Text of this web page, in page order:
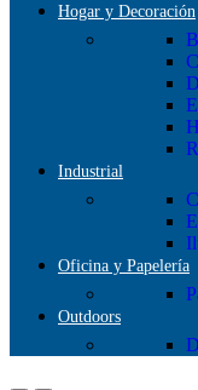
Hogar y Decoración
Industrial
Oficina y Papelería
Outdoors